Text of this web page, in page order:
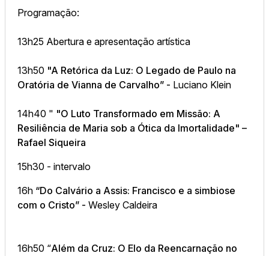
Programação:
13h25 Abertura e apresentação artística
13h50 "A Retórica da Luz: O Legado de Paulo na
Oratória de Vianna de Carvalho” - Luciano Klein
14h40 " "O Luto Transformado em Missão: A
Resiliência de Maria sob a Ótica da Imortalidade" –
Rafael Siqueira
15h30 - intervalo
16h “Do Calvário a Assis: Francisco e a simbiose
com o Cristo” - Wesley Caldeira
16h50 “Além da Cruz: O Elo da Reencarnação no